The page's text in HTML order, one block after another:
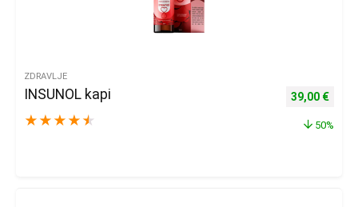
ZDRAVLJE
INSUNOL kapi
★ ★ ★ ★ ★
Izvorna
39,00 €
50%